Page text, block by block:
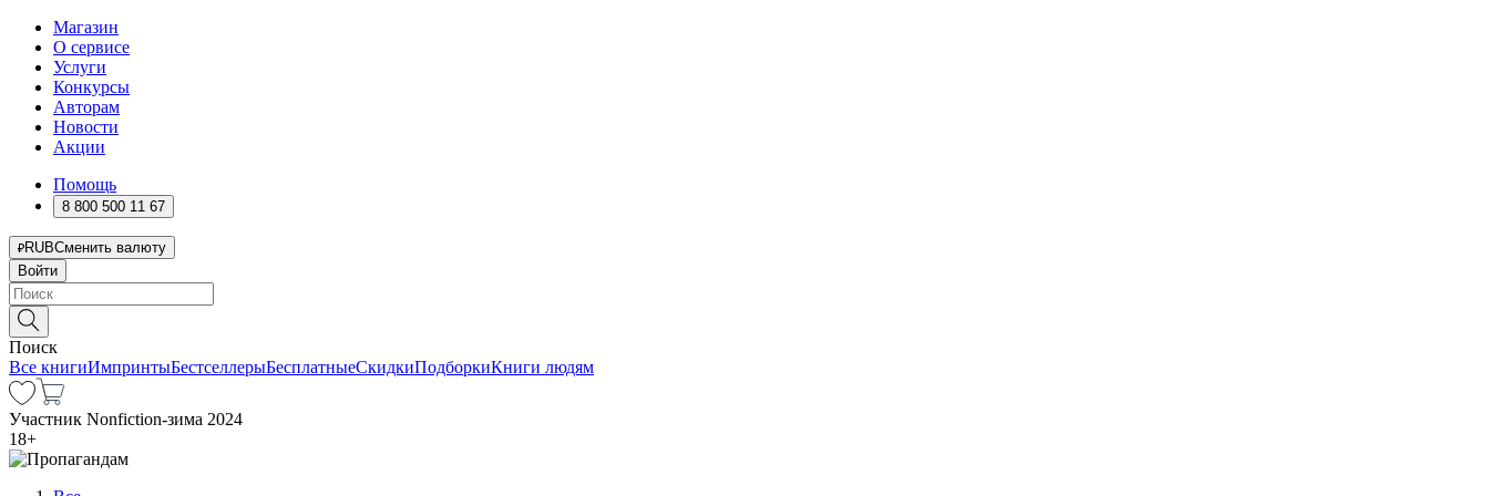
Магазин
О сервисе
Услуги
Конкурсы
Авторам
Новости
Акции
Помощь
8 800 500 11 67
RUBСменить валюту
Войти
Поиск
Все книгиИмпринтыБестселлерыБесплатныеСкидкиПодборкиКниги людям
Участник Nonfiction-зима 2024
18+